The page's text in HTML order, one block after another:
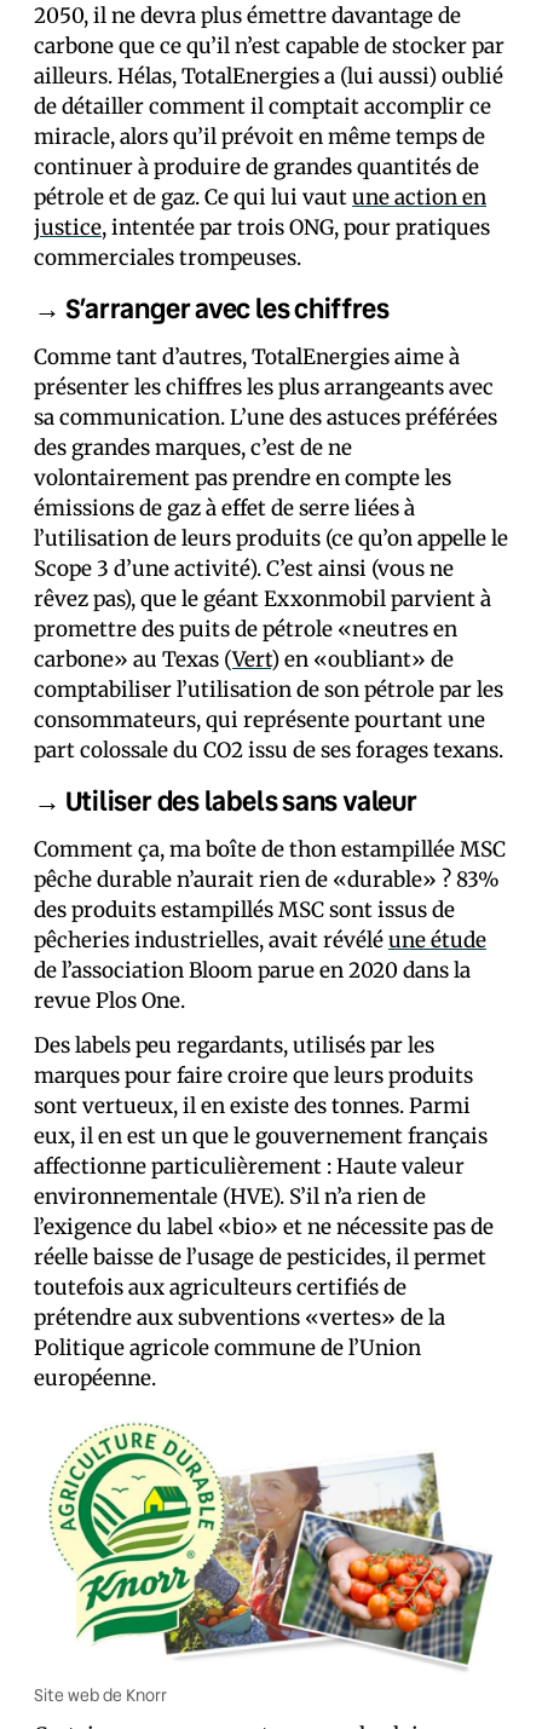
2050, il ne devra plus émettre davantage de
carbone que ce qu’il n’est capable de stocker par
ailleurs. Hélas, TotalEnergies a (lui aussi) oublié
de détailler comment il comptait accomplir ce
miracle, alors qu’il prévoit en même temps de
continuer à produire de grandes quantités de
pétrole et de gaz. Ce qui lui vautune action en
justice, intentée par trois ONG, pour pratiques
commerciales trompeuses.
→ S’arranger avec les chiffres
Comme tant d’autres, TotalEnergies aime à
présenter les chiffres les plus arrangeants avec
sa communication. L’une des astuces préférées
des grandes marques, c’est de ne
volontairement pas prendre en compte les
émissions de gaz à effet de serre liées à
l’utilisation de leurs produits (ce qu’on appelle le
Scope 3 d’une activité). C’est ainsi (vous ne
rêvez pas), que le géant Exxonmobil parvient à
promettre des puits de pétrole «neutres en
carbone» au Texas (Vert) en «oubliant» de
comptabiliser l’utilisation de son pétrole par les
consommateurs, qui représente pourtant une
part colossale du CO2 issu de ses forages texans.
→ Utiliser des labels sans valeur
Comment ça, ma boîte de thon estampillée MSC
pêche durable n’aurait rien de «durable» ? 83%
des produits estampillés MSC sont issus de
pêcheries industrielles, avait révéléune étude
de l’association Bloom parue en 2020 dans la
revue Plos One.
Des labels peu regardants, utilisés par les
marques pour faire croire que leurs produits
sont vertueux, il en existe des tonnes. Parmi
eux, il en est un que le gouvernement français
affectionne particulièrement : Haute valeur
environnementale (HVE). S’il n’a rien de
l’exigence du label «bio» et ne nécessite pas de
réelle baisse de l’usage de pesticides, il permet
toutefois aux agriculteurs certifiés de
prétendre aux subventions «vertes» de la
Politique agricole commune de l’Union
européenne.
Site web de Knorr